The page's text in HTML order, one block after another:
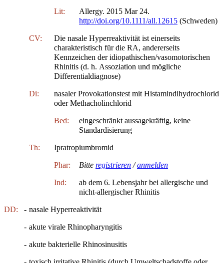
Lit:
Allergy. 2015 Mar 24.
http://doi.org/10.1111/all.12615 (Schweden)
CV:
Die nasale Hyperreaktivität ist einerseits
charakteristisch für die RA, andererseits
Kennzeichen der idiopathischen/vasomotorischen
Rhinitis (d. h. Assoziation und mögliche
Differentialdiagnose)
Di:
nasaler Provokationstest mit Histamindihydrochlorid
oder Methacholinchlorid
Bed:
eingeschränkt aussagekräftig, keine
Standardisierung
Th: Ipratropiumbromid
Phar: Bitte registrieren /anmelden
Ind:
ab dem 6. Lebensjahr bei allergische und
nicht-allergischer Rhinitis
DD: - nasale Hyperreaktivität
- akute virale Rhinopharyngitis
- akute bakterielle Rhinosinusitis